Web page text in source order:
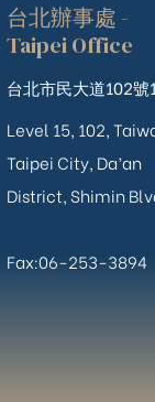
台北辦事處 -
Taipei Office
台北市民大道102號
Level 15, 102,
Taipei City, Da’an
District, Shimin
Fax:06-253-3894